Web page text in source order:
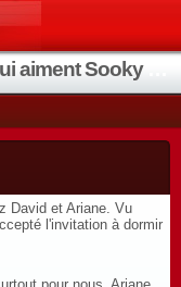
David et Ariane. Vu
l'invitation à dormir